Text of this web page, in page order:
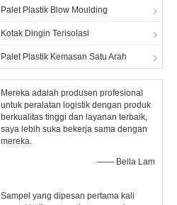
Palet Plastik Blow Moulding
Kotak Dingin Terisolasi
Palet Plastik Kemasan Satu Arah
Mereka adalah produsen profesional
untuk peralatan logistik dengan produk
berkualitas tinggi dan layanan terbaik,
saya lebih suka bekerja sama dengan
mereka.
—— Bella Lam
Sampel yang dipesan pertama kali